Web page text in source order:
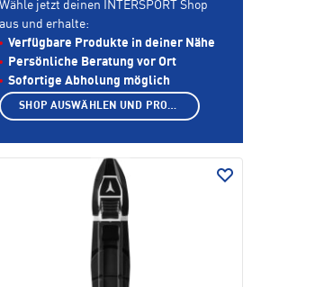
Wähle jetzt deinen INTERSPORT Shop
aus und erhalte:
Verfügbare Produkte in deiner Nähe
Persönliche Beratung vor Ort
Sofortige Abholung möglich
SHOP AUSWÄHLEN UND PRODUKTE ANZEIGEN